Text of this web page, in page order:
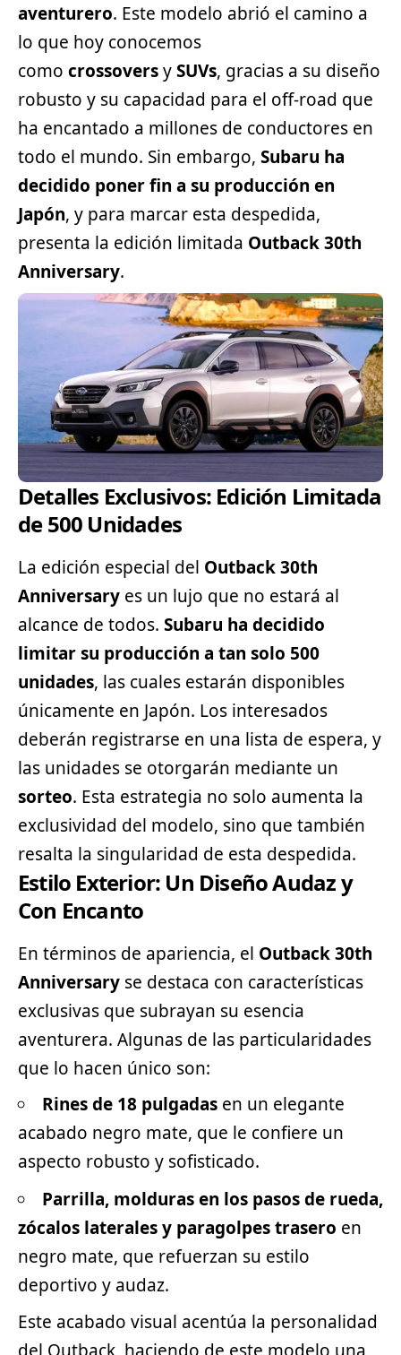
aventurero. Este modelo abrió el camino a
lo que hoy conocemos
como crossoversySUVs, gracias a su diseño
robusto y su capacidad para el off-road que
ha encantado a millones de conductores en
todo el mundo. Sin embargo, Subaru ha
decidido poner fin a su producción en
Japón, y para marcar esta despedida,
presenta la edición limitada Outback 30th
Anniversary.
Detalles Exclusivos: Edición Limitada
de 500 Unidades
La edición especial del Outback 30th
Anniversary es un lujo que no estará al
alcance de todos. Subaru ha decidido
limitar su producción a tan solo 500
unidades, las cuales estarán disponibles
únicamente en Japón. Los interesados
deberán registrarse en una lista de espera, y
las unidades se otorgarán mediante un
sorteo. Esta estrategia no solo aumenta la
exclusividad del modelo, sino que también
resalta la singularidad de esta despedida.
Estilo Exterior: Un Diseño Audaz y
Con Encanto
En términos de apariencia, el Outback 30th
Anniversary se destaca con características
exclusivas que subrayan su esencia
aventurera. Algunas de las particularidades
que lo hacen único son:
Rines de 18 pulgadas en un elegante
acabado negro mate, que le confiere un
aspecto robusto y sofisticado.
Parrilla, molduras en los pasos de rueda,
zócalos laterales y paragolpes trasero en
negro mate, que refuerzan su estilo
deportivo y audaz.
Este acabado visual acentúa la personalidad